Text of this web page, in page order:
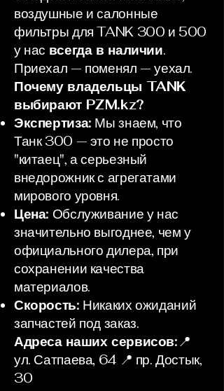
воздушные и салонные
фильтры для TANK 300 и 500
у нас всегда в наличии.
Приехал — поменял — уехал.
Почему владельцы TANK
выбирают PZM.kz?
Экспертиза: Мы знаем, что
Танк 300 — это не просто
"китаец", а серьезный
внедорожник с агрегатами
мирового уровня.
Цена: Обслуживание у нас
значительно выгоднее, чем у
официального дилера, при
сохранении качества
материалов.
Скорость: Никаких ожиданий
запчастей под заказ.
Адреса наших сервисов:📍
ул. Сатпаева, 64 📍 пр. Достык,
30